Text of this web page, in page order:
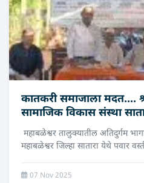
कातकरी समाजाला मदत....
सामाजिक विकास संस्था
महाबळेश्वर तालुक्यातील अतिदुर्गम
महाबळेश्वर जिल्हा सातारा येथे पवार
07 Nov 2025